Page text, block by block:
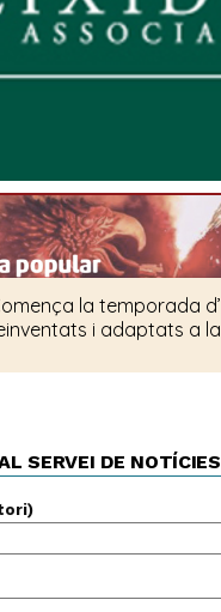
SERVEI DE NOTÍCIES